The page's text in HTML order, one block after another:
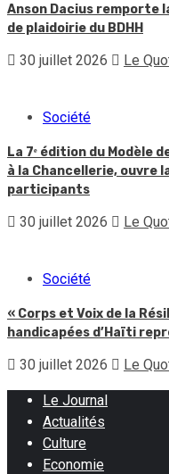
Anson Dacius remporte
de plaidoirie du BDHH
30 juillet 2026 Le
Société
La 7ᵉ édition du Modèle
à la Chancellerie, ouvre
participants
30 juillet 2026 Le
Société
« Corps et Voix de la
handicapées d’Haïti
30 juillet 2026 Le
Le Journal
Actualités
Culture
Economie